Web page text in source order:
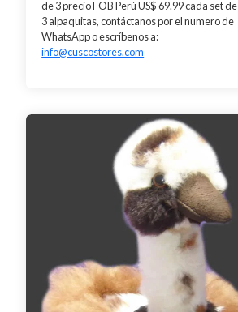
de 3 precio FOB Perú US$ 69.99 cada set de
3 alpaquitas, contáctanos por el numero de
WhatsApp o escríbenos a:
info@cuscostores.com